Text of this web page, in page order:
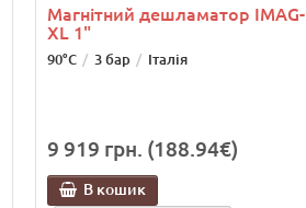
Магнітний дешламатор IMAG-
XL 1"
90°C 3 бар Італія
9 919 грн. (188.94€)
В кошик